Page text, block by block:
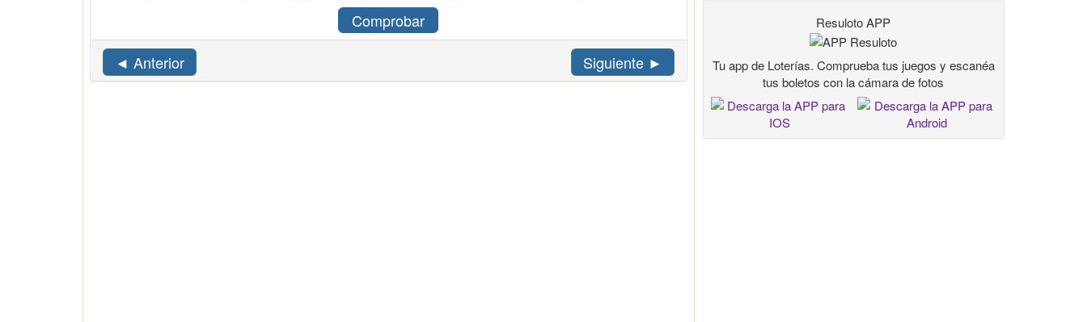
Comprobar
◄ Anterior
Siguiente ►
Resuloto APP
Tu app de Loterías. Comprueba tus juegos y escanéa
tus boletos con la cámara de fotos